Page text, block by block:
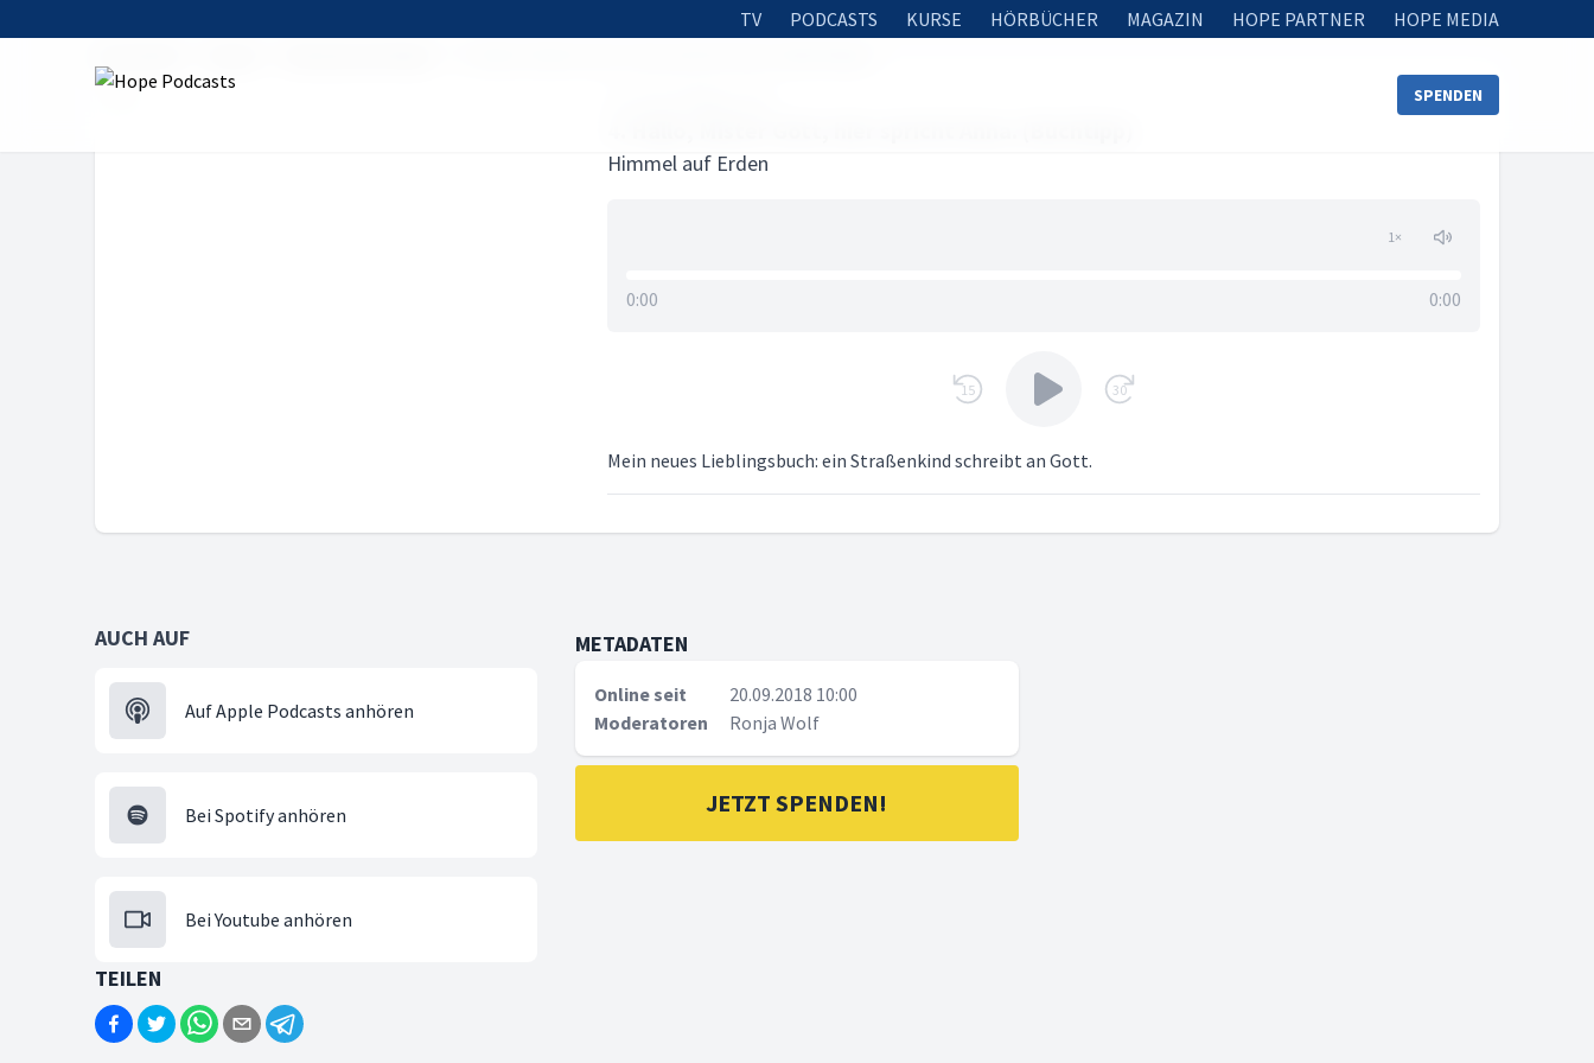
TV PODCASTS KURSE HÖRBÜCHER MAGAZIN HOPE PARTNER HOPE MEDIA
SPENDEN
Himmel auf Erden
1×
0:00 0:00
15 30
Mein neues Lieblingsbuch: ein Straßenkind schreibt an Gott.
AUCH AUF
Auf Apple Podcasts anhören
Bei Spotify anhören
Bei Youtube anhören
METADATEN
Online seit
20.09.2018 10:00
Moderatoren
Ronja Wolf
JETZT SPENDEN!
TEILEN